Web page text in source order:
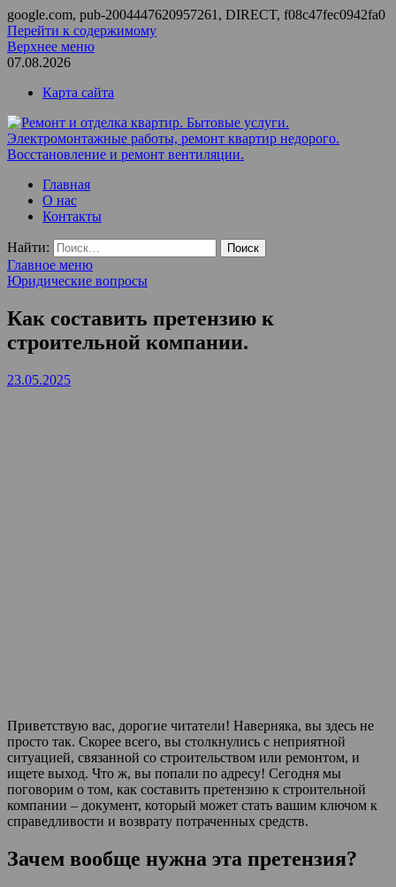
google.com, pub-2004447620957261, DIRECT, f08c47fec0942fa0
Перейти к содержимому
Верхнее меню
07.08.2026
Карта сайта
Ремонт и отделка квартир. Бытовые услуги.
Электромонтажные работы, ремонт квартир недорого.
Восстановление и ремонт вентиляции.
ООО Домус — ремонт квартир, обслуживание и ремонт
вентиляции, монтаж систем приточной вентиляции.
Главная
О нас
Контакты
Найти:
Главное меню
Юридические вопросы
Как составить претензию к
строительной компании.
23.05.2025
Приветствую вас, дорогие читатели! Наверняка, вы здесь не
просто так. Скорее всего, вы столкнулись с неприятной
ситуацией, связанной со строительством или ремонтом, и
ищете выход. Что ж, вы попали по адресу! Сегодня мы
поговорим о том, как составить претензию к строительной
компании – документ, который может стать вашим ключом к
справедливости и возврату потраченных средств.
Зачем вообще нужна эта претензия?